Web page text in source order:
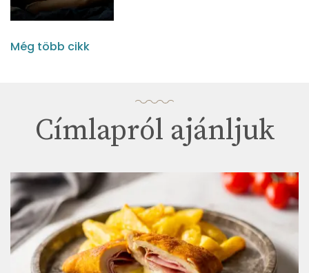
Még több cikk
Címlapról ajánljuk